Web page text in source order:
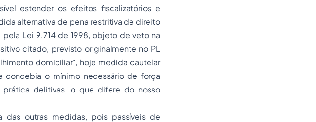
estender os efeitos fiscalizatórios e
alternativa de pena restritiva de direito
Lei 9.714 de 1998, objeto de veto na
citado, previsto originalmente no PL
domiciliar", hoje medida cautelar
concebia o mínimo necessário de força
delitivas, o que difere do nosso
das outras medidas, pois passíveis de